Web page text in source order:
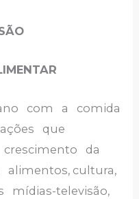
com a comida
que
da
cultura,
mídias-televisão,